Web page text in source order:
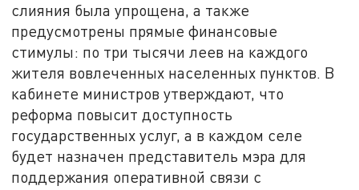
слияния была упрощена, а также
предусмотрены прямые финансовые
стимулы: по три тысячи леев на каждого
жителя вовлеченных населенных пунктов. В
кабинете министров утверждают, что
реформа повысит доступность
государственных услуг, а в каждом селе
будет назначен представитель мэра для
поддержания оперативной связи с